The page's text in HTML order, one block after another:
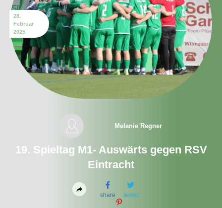
28.
Februar
2025
Melanie Regner
19. Spieltag M1- Auswärts gegen RSV
Eintracht
share tweet